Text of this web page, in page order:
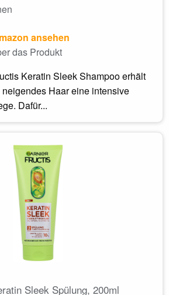
ansehen
das Produkt
Keratin Sleek Shampoo erhält
Haar eine intensive
Dafür...
Sleek Spülung, 200ml